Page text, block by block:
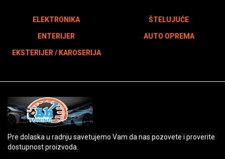
ELEKTRONIKA
ENTERIJER
EKSTERIJER / KAROSERIJA
ŠTELUJUĆE
AUTO OPREMA
Pre dolaska u radnju savetujemo Vam da nas pozovete i proverite
dostupnost proizvoda.